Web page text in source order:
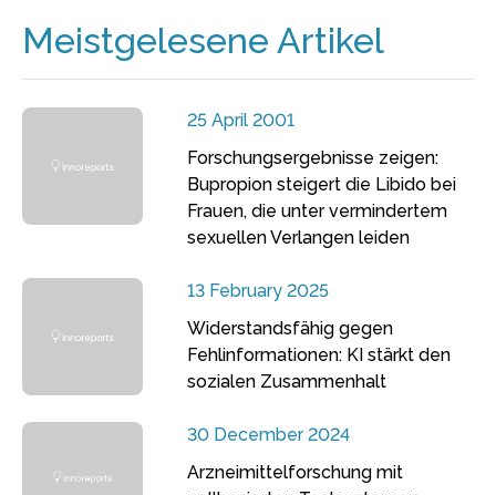
Meistgelesene Artikel
25 April 2001
Forschungsergebnisse zeigen:
Bupropion steigert die Libido bei
Frauen, die unter vermindertem
sexuellen Verlangen leiden
13 February 2025
Widerstandsfähig gegen
Fehlinformationen: KI stärkt den
sozialen Zusammenhalt
30 December 2024
Arzneimittelforschung mit